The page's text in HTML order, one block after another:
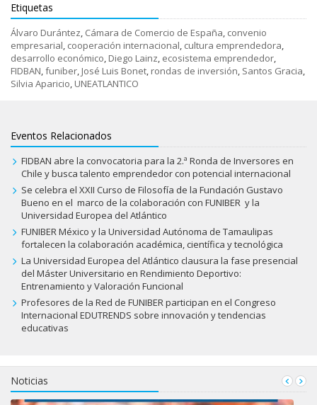
Etiquetas
Álvaro Durántez, Cámara de Comercio de España, convenio
empresarial, cooperación internacional, cultura emprendedora,
desarrollo económico, Diego Lainz, ecosistema emprendedor,
FIDBAN,funiber, José Luis Bonet, rondas de inversión, Santos Gracia,
Silvia Aparicio, UNEATLANTICO
Eventos Relacionados
FIDBAN abre la convocatoria para la 2.ª Ronda de Inversores en
Chile y busca talento emprendedor con potencial internacional
Se celebra el XXII Curso de Filosofía de la Fundación Gustavo
Bueno en el marco de la colaboración con FUNIBER y la
Universidad Europea del Atlántico
FUNIBER México y la Universidad Autónoma de Tamaulipas
fortalecen la colaboración académica, científica y tecnológica
La Universidad Europea del Atlántico clausura la fase presencial
del Máster Universitario en Rendimiento Deportivo:
Entrenamiento y Valoración Funcional
Profesores de la Red de FUNIBER participan en el Congreso
Internacional EDUTRENDS sobre innovación y tendencias
educativas
Noticias